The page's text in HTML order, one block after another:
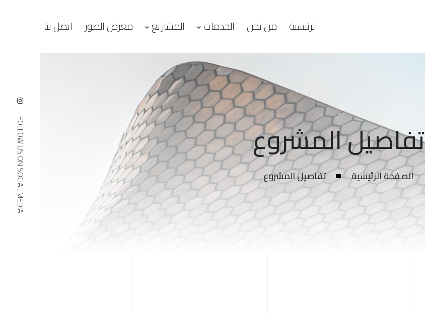
الرئيسية من نحن الخدمات المشاريع معرض الصور اتصل بنا
تفاصيل المشروع
الصفحة الرئيسية تفاصيل المشروع FOLLOW US ON SOCIAL MEDIA